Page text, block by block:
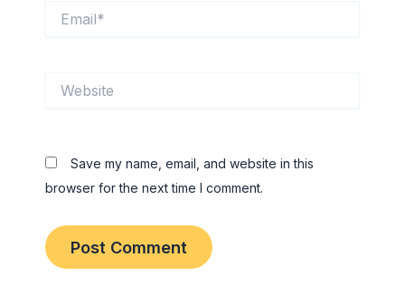
Save my name, email, and website in this
browser for the next time I comment.